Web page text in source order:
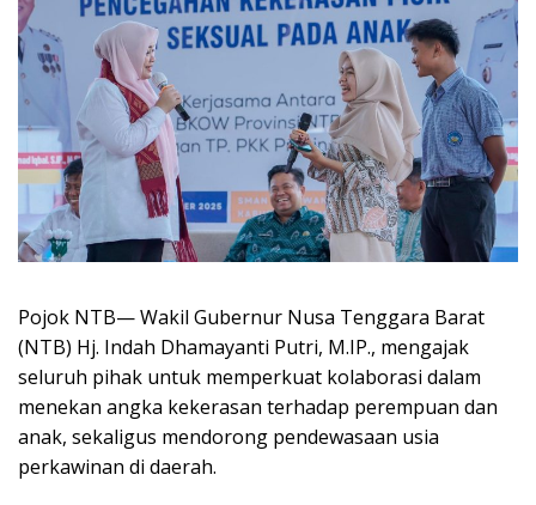
Pojok NTB— Wakil Gubernur Nusa Tenggara Barat
(NTB) Hj. Indah Dhamayanti Putri, M.IP., mengajak
seluruh pihak untuk memperkuat kolaborasi dalam
menekan angka kekerasan terhadap perempuan dan
anak, sekaligus mendorong pendewasaan usia
perkawinan di daerah.